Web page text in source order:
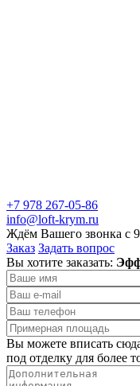
+7 978 267-05-86
info@loft-krym.ru
Ждём Вашего звонка с
Заказ Задать вопрос
Вы хотите заказать:
Вы можете вписать
под отделку для более